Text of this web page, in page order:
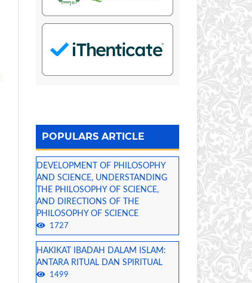
POPULARS ARTICLE
DEVELOPMENT OF PHILOSOPHY
AND SCIENCE, UNDERSTANDING
THE PHILOSOPHY OF SCIENCE,
AND DIRECTIONS OF THE
PHILOSOPHY OF SCIENCE
1727
HAKIKAT IBADAH DALAM ISLAM:
ANTARA RITUAL DAN SPIRITUAL
1499